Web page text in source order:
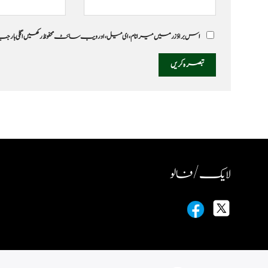
اس براؤزر میں میرا نام، ای میل، اور ویب سائٹ محفوظ رکھیں اگلی
لایک / فالو